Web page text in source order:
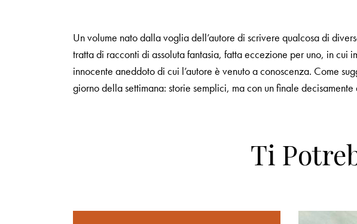
Un volume nato dalla voglia dell’autore di scrivere qualcosa di
tratta di racconti di assoluta fantasia, fatta eccezione per uno, in
innocente aneddoto di cui l’autore è venuto a conoscenza. Come
giorno della settimana: storie semplici, ma con un finale decisamente
Ti